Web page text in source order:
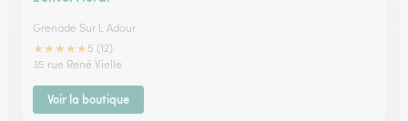
Grenade Sur L Adour
★★★★★ 5 (12)
35 rue René Vielle
Voir la boutique